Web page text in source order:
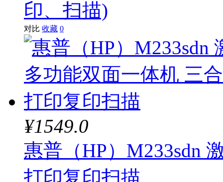
印、扫描)
对比 收藏 0
¥1549.0
惠普（HP）M233sdn
打印复印扫描